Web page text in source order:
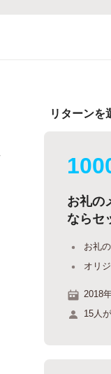
リターンを
お礼の
ならセ
お礼
オリ
2018
15人